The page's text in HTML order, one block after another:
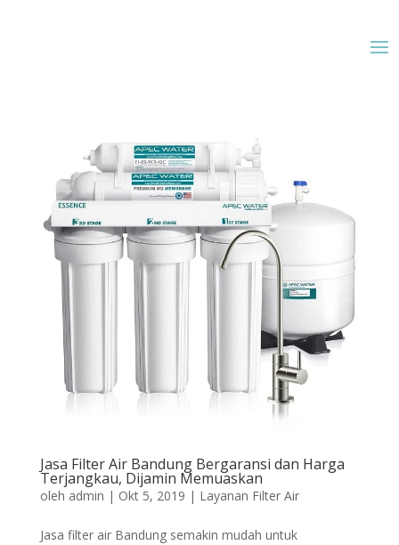
Jasa Filter Air Bandung Bergaransi dan Harga
Terjangkau, Dijamin Memuaskan
oleh admin | Okt 5, 2019 | Layanan Filter Air
Jasa filter air Bandung semakin mudah untuk